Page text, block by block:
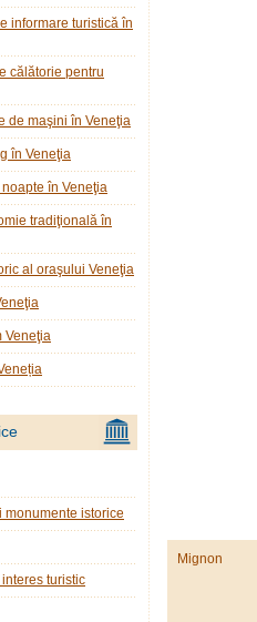
Mignon
informare turistică în
călătorie pentru
de maşini în Veneţia
în Veneţia
în Veneţia
tradiţională în
al oraşului Veneţia
Veneţia
monumente istorice
turistic